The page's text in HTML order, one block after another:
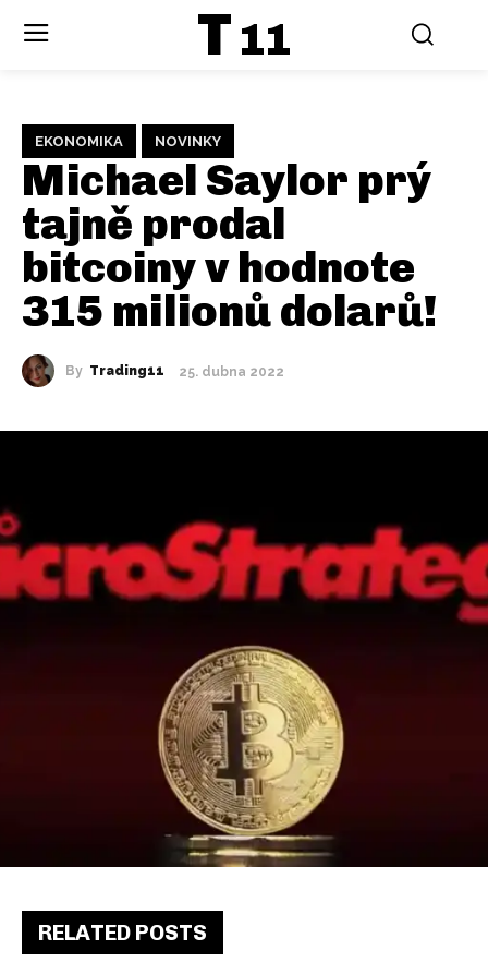
T 11
EKONOMIKA NOVINKY
Michael Saylor prý
tajně prodal
bitcoiny v hodnote
315 milionů dolarů!
By Trading11 25. dubna 2022
RELATED POSTS